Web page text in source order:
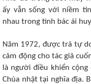
ấy vẫn sống với niềm
nhau trong tình bác ái
Năm 1972, được trả tự
cảm động cho tác giả
là người điều khiển
Chúa nhật tại nghĩa địa.